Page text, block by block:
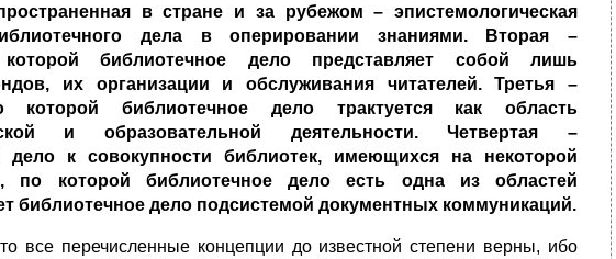
в стране и за рубежом – эпистемологическая
дела в оперировании знаниями.
Вторая –
библиотечное дело представляет собой лишь
их организации и обслуживания читателей. Третья –
которой библиотечное дело трактуется как область
и образовательной деятельности. Четвертая –
дело к совокупности библиотек, имеющихся на некоторой
по которой библиотечное дело есть одна из областей
библиотечное дело подсистемой документных коммуникаций.
все перечисленные концепции до известной степени верны, ибо